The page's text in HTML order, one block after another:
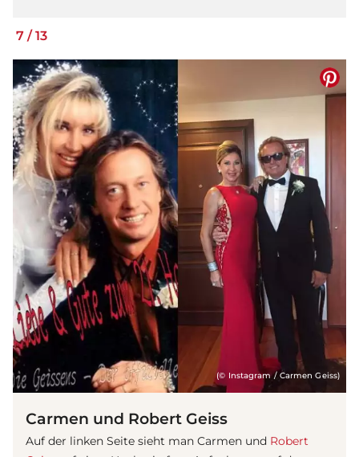
7 / 13
(© Instagram / Carmen Geiss)
Carmen und Robert Geiss
Auf der linken Seite sieht man Carmen und Robert